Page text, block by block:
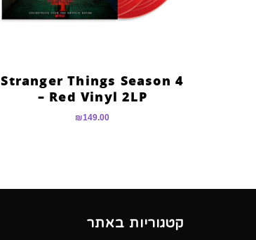
Stranger Things Season 4
– Red Vinyl 2LP
₪149.00
קטגוריות באתר